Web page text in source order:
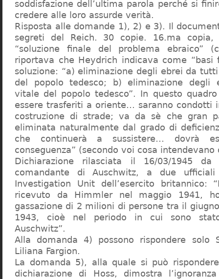
soddisfazione dell’ultima parola perché si
credere alle loro assurde verità.
Risposta alle domande 1), 2) e 3). Il
segreti del Reich. 30 copie. 16.ma copia,
“soluzione finale del problema ebraico”
riportava che Heydrich indicava come “basi
soluzione: “a) eliminazione degli ebrei da
del popolo tedesco; b) eliminazione degli
vitale del popolo tedesco”. In questo
essere trasferiti a oriente… saranno condotti
costruzione di strade; va da sè che gran
eliminata naturalmente dal grado di
che continuerà a sussistere… dovrà
conseguenza” (secondo voi cosa intendevano
Dichiarazione rilasciata il 16/03/1945
comandante di Auschwitz, a due
Investigation Unit dell’esercito britannico:
ricevuto da Himmler nel maggio 1941,
gassazione di 2 milioni di persone tra il
1943, cioè nel periodo in cui sono
Auschwitz”.
Alla domanda 4) possono rispondere solo
Liliana Fargion.
La domanda 5), alla quale si può
dichiarazione di Hoss, dimostra